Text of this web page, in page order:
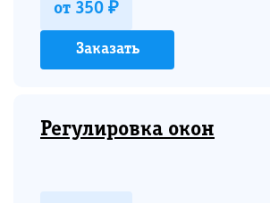
от 350 ₽
Заказать
Регулировка окон